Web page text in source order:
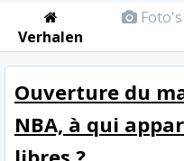
Verhalen
Foto's
Ouverture du
NBA, à qui